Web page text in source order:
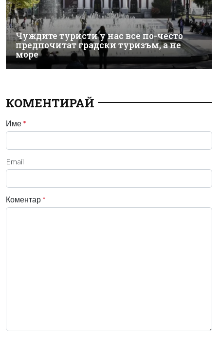
Чуждите туристи у нас все по-често
предпочитат градски туризъм, а не
море
КОМЕНТИРАЙ
Име *
Email
Коментар *